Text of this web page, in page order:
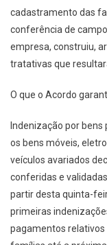
cadastramento das
conferência de
empresa, construiu,
tratativas que
O que o Acordo
Indenização por
os bens móveis,
veículos avariados
conferidas e
partir desta quinta-
primeiras
pagamentos relativos